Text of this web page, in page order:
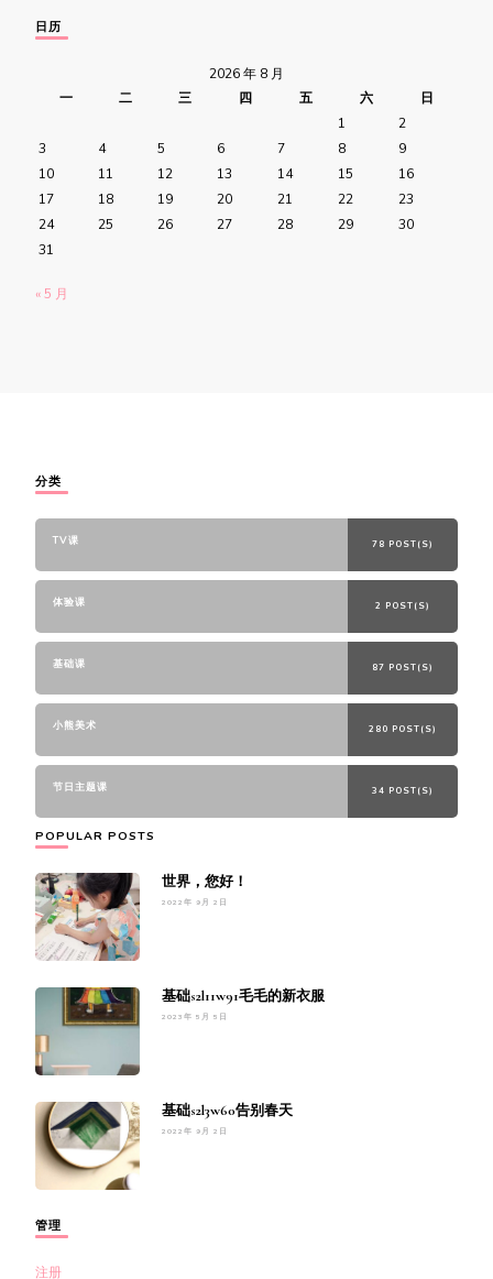
日历
2026 年 8 月
一
二 三 四 五 六
日
1
2
3
4 5 6 7 8
9
10
11 12 13 14 15
16
17
18 19 20 21 22
23
24
25 26 27 28 29
30
31
« 5 月
分类
TV课 78 POST(S)
体验课 2 POST(S)
基础课 87 POST(S)
小熊美术 280 POST(S)
节日主题课 34 POST(S)
POPULAR POSTS
世界，您好！
2022年 9月 2日
基础s2l11w91毛毛的新衣服
2023年 5月 5日
基础s2l3w60告别春天
2022年 9月 2日
管理
注册